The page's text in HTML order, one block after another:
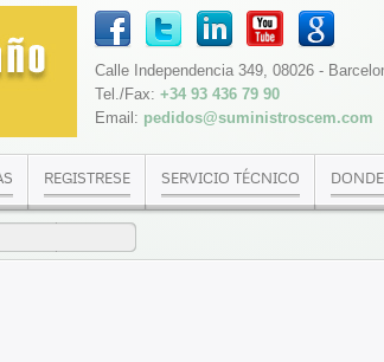
Calle Independencia 349, 08026 -
Tel./Fax: +34 93 436 79 90
Email: pedidos@suministroscem.com
REGISTRESE SERVICIO TÉCNICO